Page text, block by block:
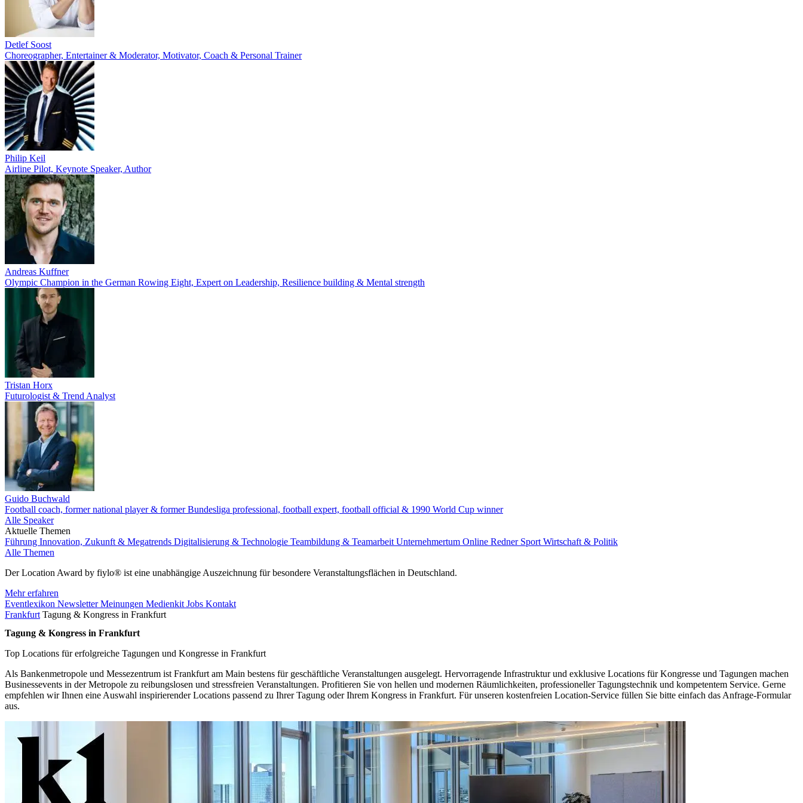
Detlef Soost
Choreographer, Entertainer & Moderator, Motivator, Coach & Personal Trainer
Philip Keil
Airline Pilot, Keynote Speaker, Author
Andreas Kuffner
Olympic Champion in the German Rowing Eight, Expert on Leadership, Resilience building & Mental strength
Tristan Horx
Futurologist & Trend Analyst
Guido Buchwald
Football coach, former national player & former Bundesliga professional, football expert, football official & 1990 World Cup winner
Alle Speaker
Aktuelle Themen
Führung Innovation, Zukunft & Megatrends Digitalisierung & Technologie Teambildung & Teamarbeit Unternehmertum Online Redner Sport Wirtschaft & Politik
Alle Themen
Der Location Award by fiylo® ist eine unabhängige Auszeichnung für besondere Veranstaltungsflächen in Deutschland.
Mehr erfahren
Eventlexikon NewsletterMeinungen Medienkit Jobs Kontakt
Frankfurt Tagung & Kongress in Frankfurt
Tagung & Kongress in Frankfurt
Top Locations für erfolgreiche Tagungen und Kongresse in Frankfurt
Als Bankenmetropole und Messezentrum ist Frankfurt am Main bestens für geschäftliche Veranstaltungen ausgelegt. Hervorragende Infrastruktur und exklusive Locations für Kongresse und Tagungen machen
Businessevents in der Metropole zu reibungslosen und stressfreien Veranstaltungen. Profitieren Sie von hellen und modernen Räumlichkeiten, professioneller Tagungstechnik und kompetentem Service. Gerne
empfehlen wir Ihnen eine Auswahl inspirierender Locations passend zu Ihrer Tagung oder Ihrem Kongress in Frankfurt. Für unseren kostenfreien Location-Service füllen Sie bitte einfach das Anfrage-Formular
aus.